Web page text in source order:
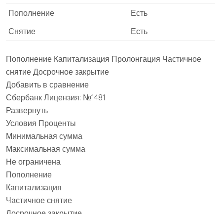
Пополнение
Есть
Снятие
Есть
Пополнение Капитализация Пролонгация Частичное
снятие Досрочное закрытие
Добавить в сравнение
Сбербанк Лицензия: №1481
Развернуть
Условия Проценты
Минимальная сумма
Максимальная сумма
Не ограничена
Пополнение
Капитализация
Частичное снятие